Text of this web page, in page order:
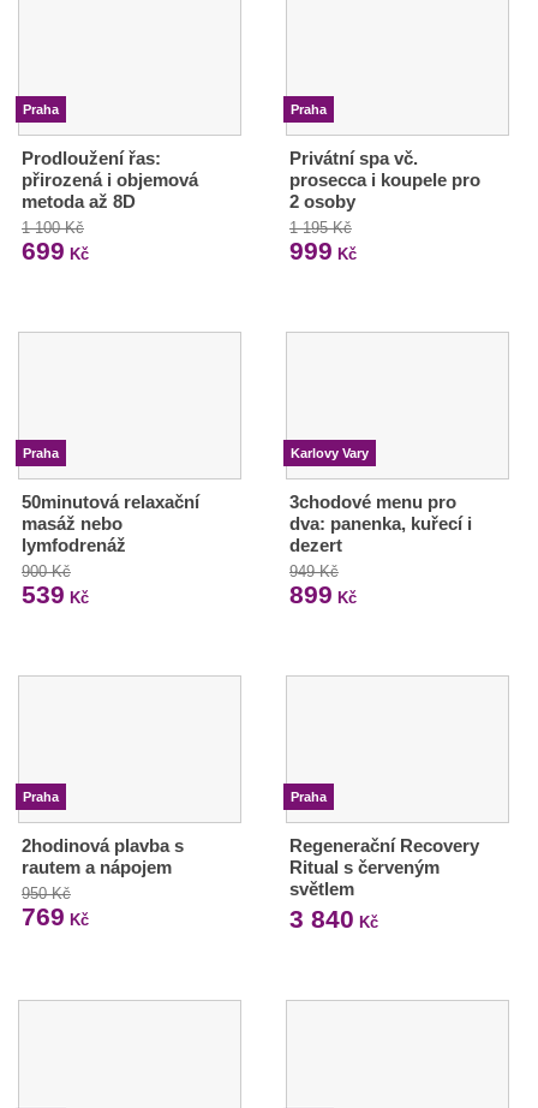
Praha
Prodloužení řas:
přirozená i objemová
metoda až 8D
1 100 Kč
699 Kč
Praha
Privátní spa vč.
prosecca i koupele pro
2 osoby
1 195 Kč
999 Kč
Praha
50minutová relaxační
masáž nebo
lymfodrenáž
900 Kč
539 Kč
Karlovy Vary
3chodové menu pro
dva: panenka, kuřecí i
dezert
949 Kč
899 Kč
Praha
2hodinová plavba s
rautem a nápojem
950 Kč
769 Kč
Praha
Regenerační Recovery
Ritual s červeným
světlem
3 840 Kč